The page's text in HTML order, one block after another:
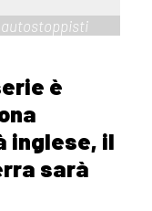
è
inglese, il
sarà